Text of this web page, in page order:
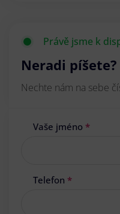
Právě jsme k
Neradi píšete?
Nechte nám na sebe
Vaše jméno *
Telefon *